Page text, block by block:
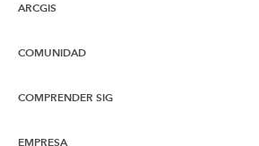
ARCGIS
Descripción general de ArcGIS
COMUNIDAD
Comunidad de Esri
COMPRENDER SIG
EMPRESA